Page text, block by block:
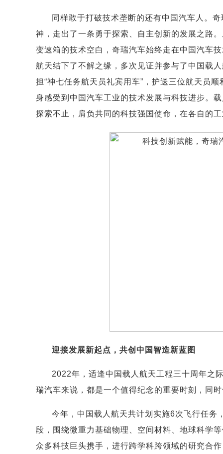
同样敢于打破技术垄断的还有中国汽车人。
神，走出了一条勇于探索、自主创新的发展之路
变速箱的技术空白，奇瑞汽车始终走在中国汽车
航天结下了不解之缘，多次见证并参与了中国载
担“神七任务航天员礼宾用车”，护送三位航天员
身感受到中国汽车工业的技术发展与科技进步。
探索不止，肩负共同的科技强国使命，在各自的
迎接发展新起点，共创中国智造新蓝图
2022年，适逢中国载人航天工程三十周年之
瑞汽车来说，都是一个值得纪念的重要时刻，同
今年，中国载人航天共计划实施6次飞行任务
段，围绕微重力基础物理、空间材料、地球科学
众多科技巨头携手，进行跨学科跨领域的研究合